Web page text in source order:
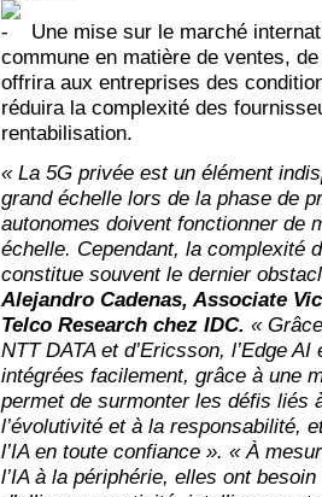
Une mise sur le marché
commune en matière de ventes,
offrira aux entreprises des
réduira la complexité des
rentabilisation.
« La 5G privée est un élément
grand échelle lors de la phase de
autonomes doivent fonctionner de
échelle. Cependant, la complexité
constitue souvent le dernier
Alejandro Cadenas, Associate
Telco Research chez IDC. «
NTT DATA et d’Ericsson, l’Edge
intégrées facilement, grâce à une
permet de surmonter les défis
l’évolutivité et à la responsabilité,
l’IA en toute confiance ». « À
l’IA à la périphérie, elles ont